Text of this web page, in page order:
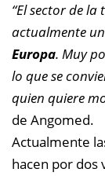
“El sector de
actualmente
Europa. Muy
lo que se
quien quiere
de Angomed.
Actualmente
hacen por dos